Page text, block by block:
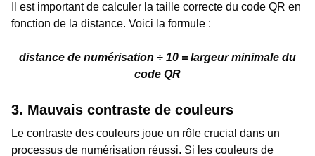
Il est important de calculer la taille correcte du code QR en
fonction de la distance. Voici la formule :
distance de numérisation ÷ 10 = largeur minimale du
code QR
3. Mauvais contraste de couleurs
Le contraste des couleurs joue un rôle crucial dans un
processus de numérisation réussi. Si les couleurs de